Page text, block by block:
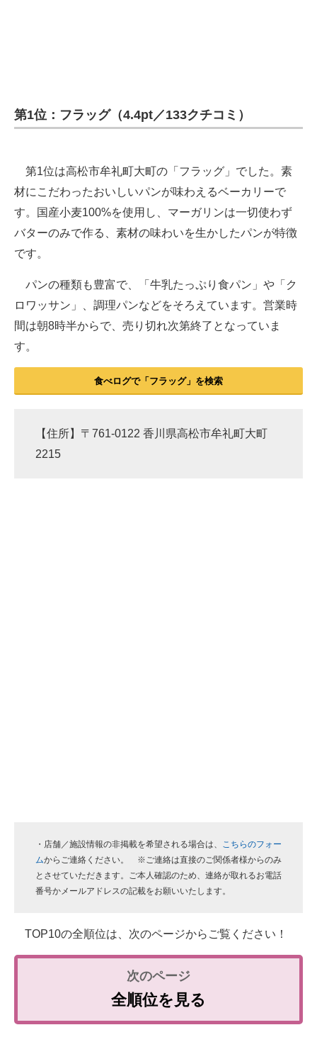
第1位：フラッグ（4.4pt／133クチコミ）
第1位は高松市牟礼町大町の「フラッグ」でした。素
材にこだわったおいしいパンが味わえるベーカリーで
す。国産小麦100%を使用し、マーガリンは一切使わず
バターのみで作る、素材の味わいを生かしたパンが特徴
です。
パンの種類も豊富で、「牛乳たっぷり食パン」や「ク
ロワッサン」、調理パンなどをそろえています。営業時
間は朝8時半からで、売り切れ次第終了となっていま
す。
食べログで「フラッグ」を検索
【住所】〒761-0122 香川県高松市牟礼町大町
2215
・店舗／施設情報の非掲載を希望される場合は、 こちらのフォー
ムからご連絡ください。 ※ご連絡は直接のご関係者様からのみ
とさせていただきます。ご本人確認のため、連絡が取れるお電話
番号かメールアドレスの記載をお願いいたします。
TOP10の全順位は、次のページからご覧ください！
全順位を見る